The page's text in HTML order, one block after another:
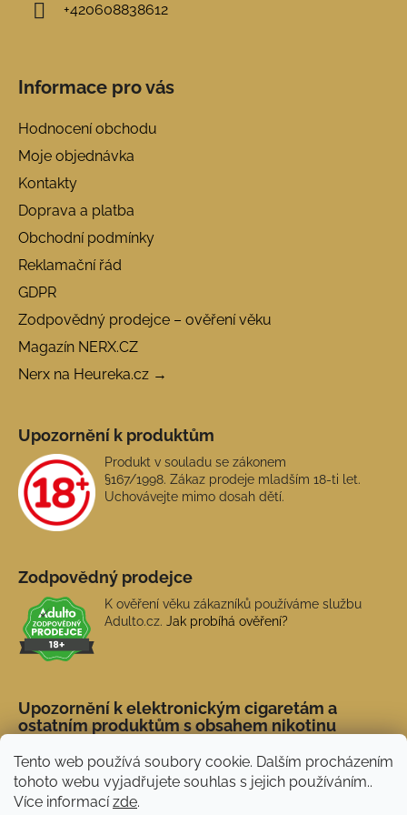
Tento web používá soubory cookie. Dalším procházením
tohoto webu vyjadřujete souhlas s jejich používáním..
Více informacízde.
+420608838612
Informace pro vás
Hodnocení obchodu
Moje objednávka
Kontakty
Doprava a platba
Obchodní podmínky
Reklamační řád
GDPR
Zodpovědný prodejce – ověření věku
Magazín NERX.CZ
Nerx na Heureka.cz →
Upozornění k produktům
Produkt v souladu se zákonem
§167/1998. Zákaz prodeje mladším 18-ti let.
Uchovávejte mimo dosah dětí.
Zodpovědný prodejce
K ověření věku zákazníků používáme službu
Adulto.cz. Jak probíhá ověření?
Upozornění k elektronickým cigaretám a
ostatním produktům s obsahem nikotinu